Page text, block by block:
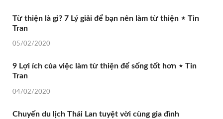
Từ thiện là gì? 7 Lý giải để bạn nên làm từ thiện ⋆ Tin
Tran
05/02/2020
9 Lợi ích của việc làm từ thiện để sống tốt hơn ⋆ Tin
Tran
04/02/2020
Chuyến du lịch Thái Lan tuyệt vời cùng gia đình